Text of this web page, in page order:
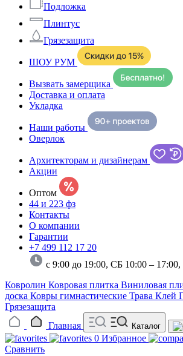
Подложка
Плинтус
Грязезащита
ШОУ РУМ
Вызвать замерщика
Доставка и оплата
Укладка
Наши работы
Оверлок
Архитекторам и дизайнерам
Акции
Оптом
44 и 223 фз
Контакты
О компании
Гарантии
+7 499 112 17 20
с 9:00 до 19:00, СБ 10:00 – 17:00,
Ковролин Ковровая плитка Виниловая
доска Ковры гимнастические Трава Клей
Грязезащита
Главная
Каталог
0 Избранное
Сравнить